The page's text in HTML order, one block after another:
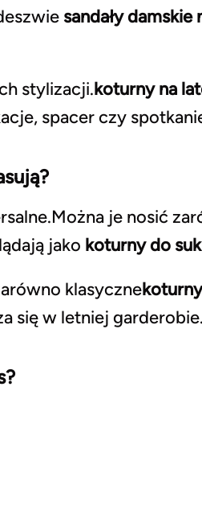
sandały damskie
stylizacji.koturny na
spacer czy
je nosić
jako koturny do
klasyczne
się w letniej garderobie.